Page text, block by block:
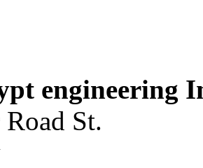
engineering
St.